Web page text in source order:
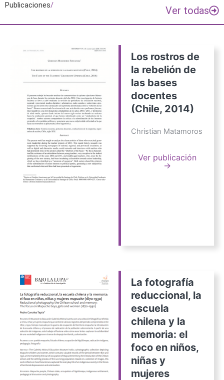
Publicaciones/ Ver todas
Los rostros de
la rebelión de
las bases
docentes
(Chile, 2014)
Christian Matamoros
Ver publicación
→
La fotografía
reduccional, la
escuela
chilena y la
memoria: el
foco en niños,
niñas y
mujeres